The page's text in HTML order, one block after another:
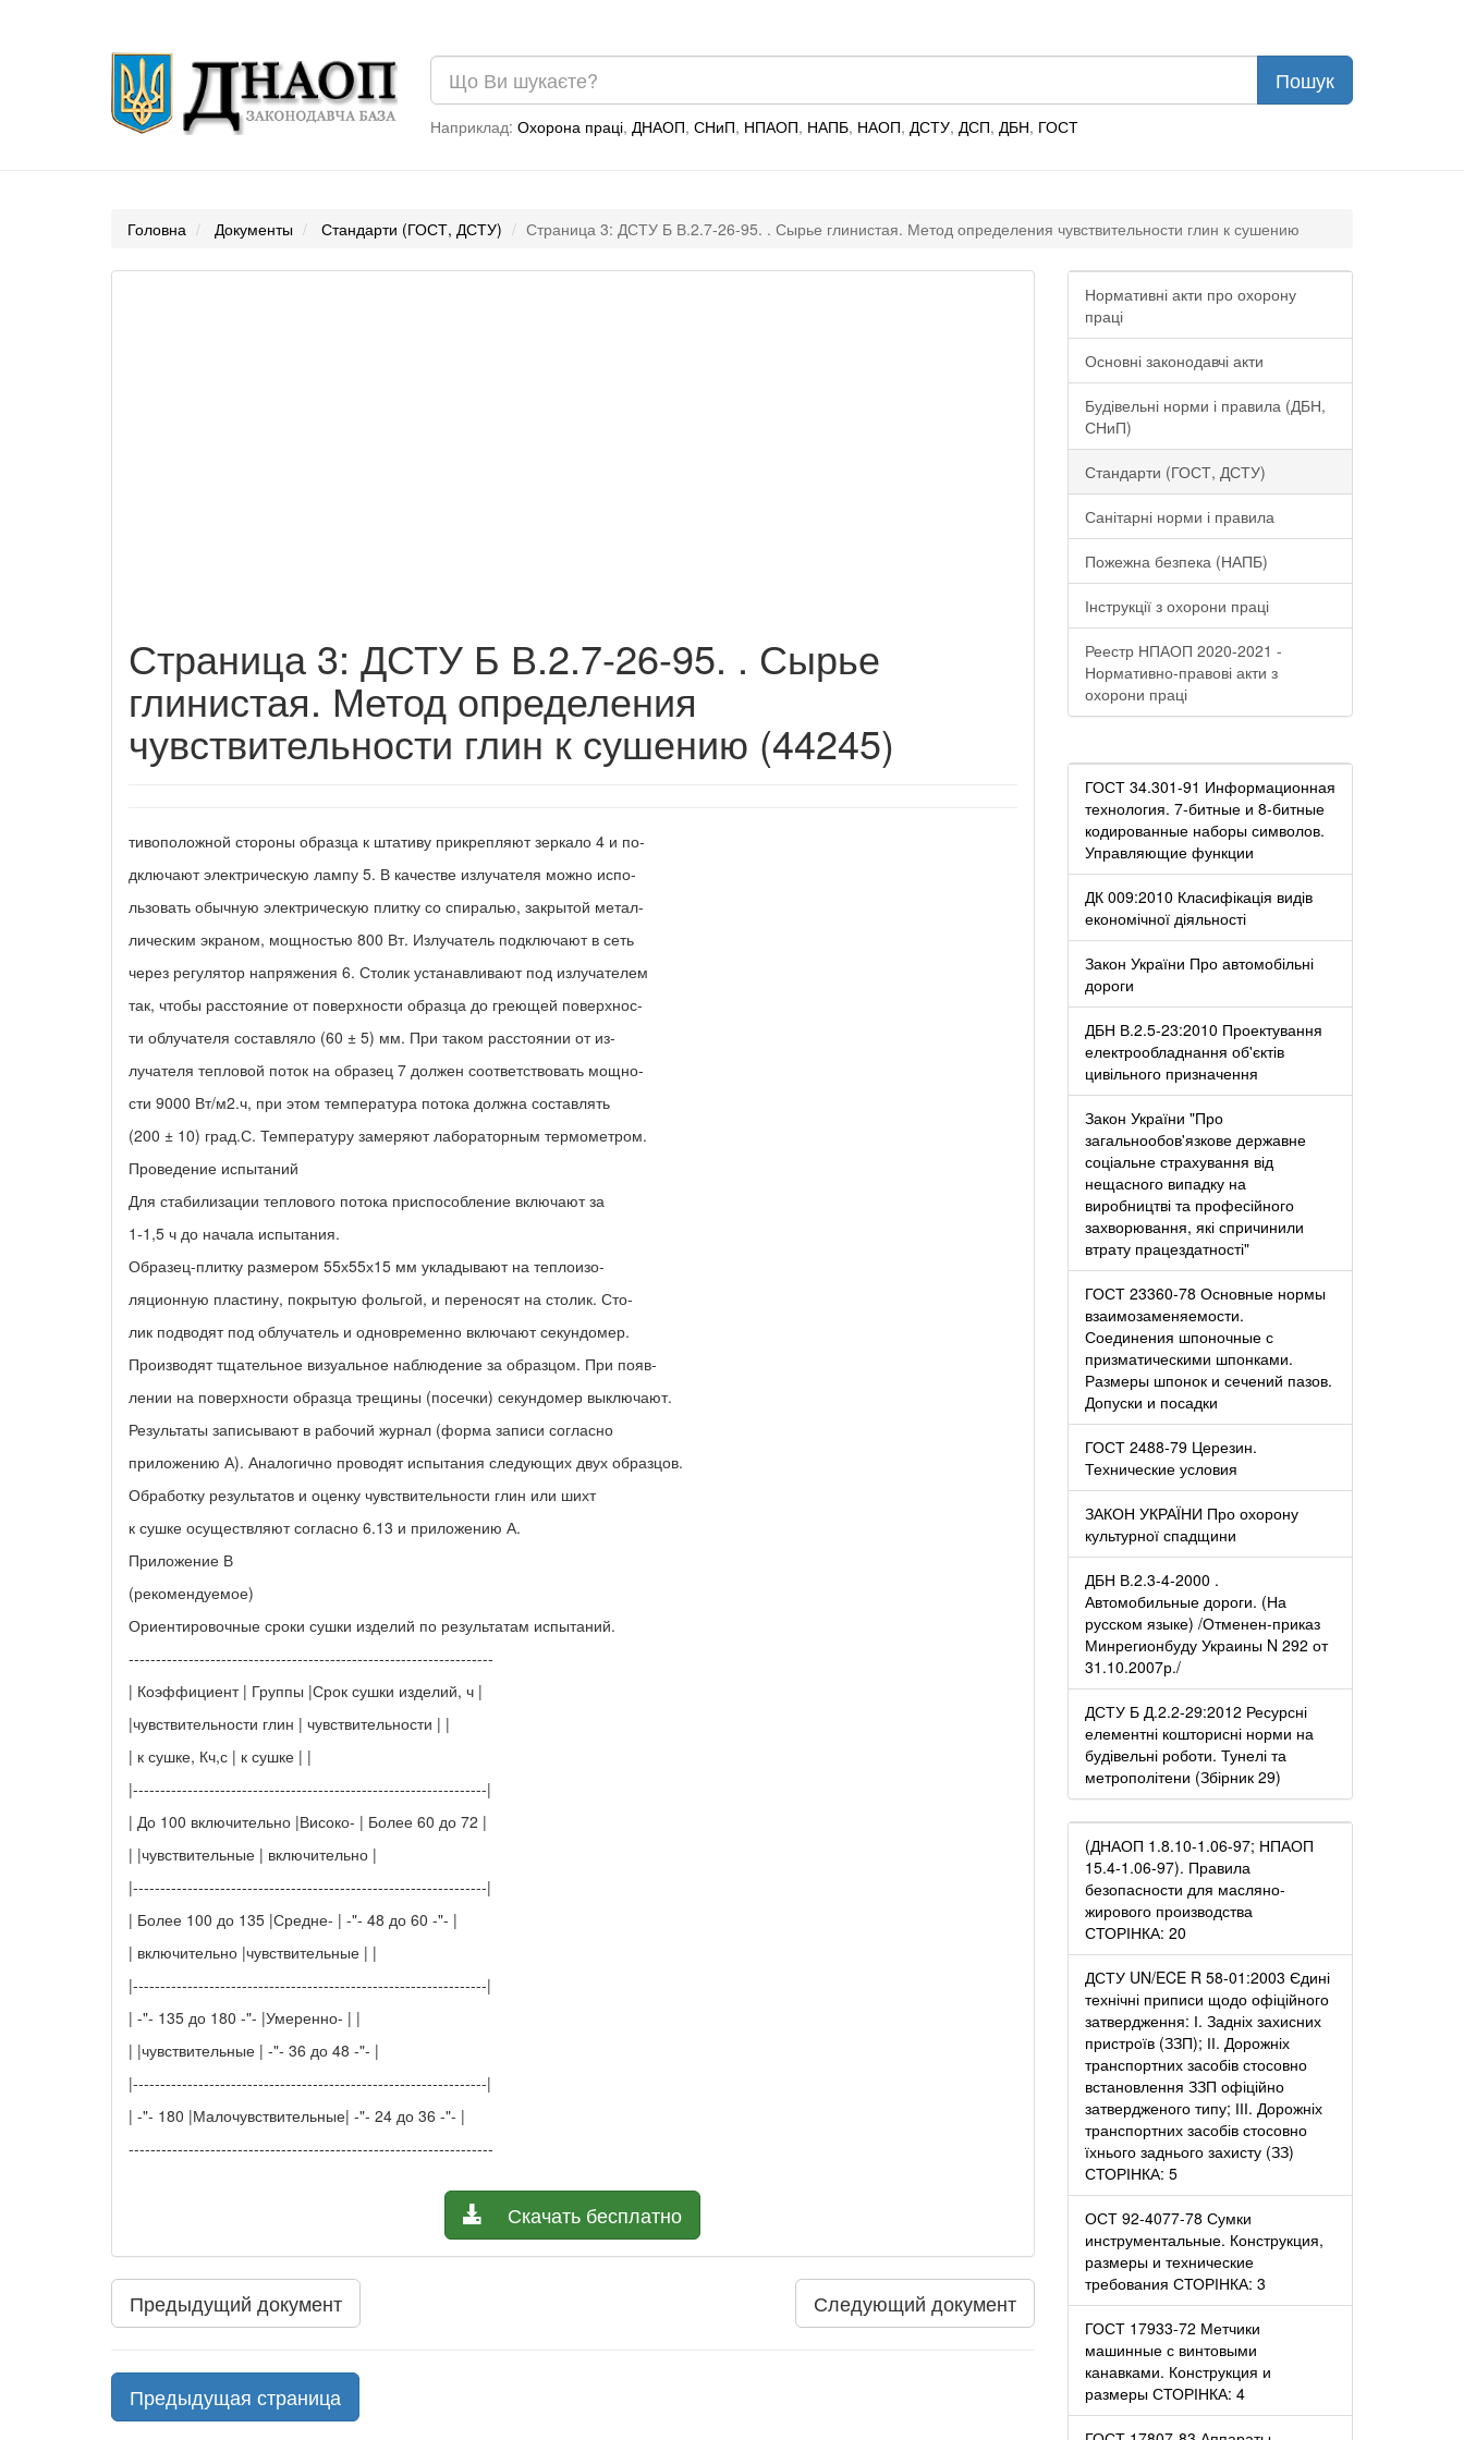
Наприклад: Охорона праці, ДНАОП, СНиП, НПАОП, НАПБ, НАОП, ДСТУ, ДСП, ДБН, ГОСТ
Головна Документы Стандарти (ГОСТ, ДСТУ) Страница 3: ДСТУ Б В.2.7-26-95. . Сырье глинистая. Метод определения чувствительности глин к сушению
Страница 3: ДСТУ Б В.2.7-26-95. . Сырье
глинистая. Метод определения
чувствительности глин к сушению (44245)
тивоположной стороны образца к штативу прикрепляют зеркало 4 и по-
дключают электрическую лампу 5. В качестве излучателя можно испо-
льзовать обычную электрическую плитку со спиралью, закрытой метал-
лическим экраном, мощностью 800 Вт. Излучатель подключают в сеть
через регулятор напряжения 6. Столик устанавливают под излучателем
так, чтобы расстояние от поверхности образца до греющей поверхнос-
ти облучателя составляло (60 ± 5) мм. При таком расстоянии от из-
лучателя тепловой поток на образец 7 должен соответствовать мощно-
сти 9000 Вт/м2.ч, при этом температура потока должна составлять
(200 ± 10) град.С. Температуру замеряют лабораторным термометром.
Проведение испытаний
Для стабилизации теплового потока приспособление включают за
1-1,5 ч до начала испытания.
Образец-плитку размером 55х55х15 мм укладывают на теплоизо-
ляционную пластину, покрытую фольгой, и переносят на столик. Сто-
лик подводят под облучатель и одновременно включают секундомер.
Производят тщательное визуальное наблюдение за образцом. При появ-
лении на поверхности образца трещины (посечки) секундомер выключают.
Результаты записывают в рабочий журнал (форма записи согласно
приложению А). Аналогично проводят испытания следующих двух образцов.
Обработку результатов и оценку чувствительности глин или шихт
к сушке осуществляют согласно 6.13 и приложению А.
Приложение В
(рекомендуемое)
Ориентировочные сроки сушки изделий по результатам испытаний.
-------------------------------------------------------------------
| Коэффициент | Группы |Срок сушки изделий, ч |
|чувствительности глин | чувствительности | |
| к сушке, Кч,с | к сушке | |
|-----------------------------------------------------------------|
| До 100 включительно |Високо- | Более 60 до 72 |
| |чувствительные | включительно |
|-----------------------------------------------------------------|
| Более 100 до 135 |Средне- | -"- 48 до 60 -"- |
| включительно |чувствительные | |
|-----------------------------------------------------------------|
| -"- 135 до 180 -"- |Умеренно- | |
| |чувствительные | -"- 36 до 48 -"- |
|-----------------------------------------------------------------|
| -"- 180 |Малочувствительные| -"- 24 до 36 -"- |
-------------------------------------------------------------------
Скачать бесплатно
Предыдущий документ Следующий документ
Предыдущая страница
Нормативні акти про охорону
праці
Основні законодавчі акти
Будівельні норми і правила (ДБН,
СНиП)
Стандарти (ГОСТ, ДСТУ)
Санітарні норми і правила
Пожежна безпека (НАПБ)
Інструкції з охорони праці
Реестр НПАОП 2020-2021 -
Нормативно-правові акти з
охорони праці
ГОСТ 34.301-91 Информационная
технология. 7-битные и 8-битные
кодированные наборы символов.
Управляющие функции
ДК 009:2010 Класифікація видів
економічної діяльності
Закон України Про автомобільні
дороги
ДБН В.2.5-23:2010 Проектування
електрообладнання об'єктів
цивільного призначення
Закон України "Про
загальнообов'язкове державне
соціальне страхування від
нещасного випадку на
виробництві та професійного
захворювання, які спричинили
втрату працездатності"
ГОСТ 23360-78 Основные нормы
взаимозаменяемости.
Соединения шпоночные с
призматическими шпонками.
Размеры шпонок и сечений пазов.
Допуски и посадки
ГОСТ 2488-79 Церезин.
Технические условия
ЗАКОН УКРАЇНИ Про охорону
культурної спадщини
ДБН В.2.3-4-2000 .
Автомобильные дороги. (На
русском языке) /Отменен-приказ
Минрегионбуду Украины N 292 от
31.10.2007р./
ДСТУ Б Д.2.2-29:2012 Ресурсні
елементні кошторисні норми на
будівельні роботи. Тунелі та
метрополітени (Збірник 29)
(ДНАОП 1.8.10-1.06-97; НПАОП
15.4-1.06-97). Правила
безопасности для масляно-
жирового производства
СТОРІНКА: 20
ДСТУ UN/ECE R 58-01:2003 Єдині
технічні приписи щодо офіційного
затвердження: І. Задніх захисних
пристроїв (ЗЗП); ІІ. Дорожніх
транспортних засобів стосовно
встановлення ЗЗП офіційно
затвердженого типу; ІІІ. Дорожніх
транспортних засобів стосовно
їхнього заднього захисту (ЗЗ)
СТОРІНКА: 5
ОСТ 92-4077-78 Сумки
инструментальные. Конструкция,
размеры и технические
требования СТОРІНКА: 3
ГОСТ 17933-72 Метчики
машинные с винтовыми
канавками. Конструкция и
размеры СТОРІНКА: 4